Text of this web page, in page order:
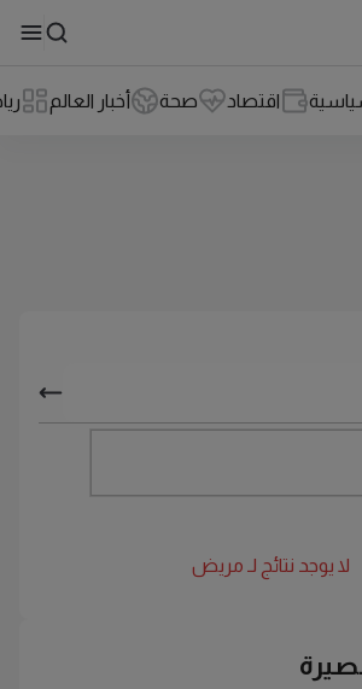
اقتصاد صحة أخبار العالم
لا يوجد نتائج لـ مريض